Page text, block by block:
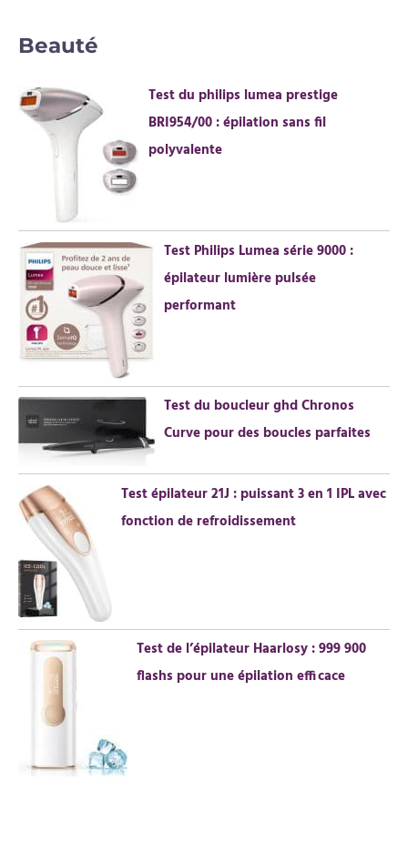
h
r
Beauté
Test du philips lumea prestige
BRI954/00 : épilation sans fil
polyvalente
Test Philips Lumea série 9000 :
épilateur lumière pulsée
performant
Test du boucleur ghd Chronos
Curve pour des boucles parfaites
Test épilateur 21J : puissant 3 en 1 IPL avec
fonction de refroidissement
Test de l’épilateur Haarlosy : 999 900
flashs pour une épilation efficace